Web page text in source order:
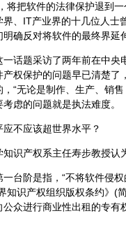
将把软件的法律保护退到
界、IT产业界的十几位人士
确反对将软件的最终界延
题采访了两年前在中央
产权保护的问题早已清楚
，“无论是制作、生产、销
虑的问题就是执法难度。
不应该超世界水平？
产权系主任寿步教授认为
阶是指，“不将软件侵权
知识产权组织版权条约》(
众进行商业性出租的专有